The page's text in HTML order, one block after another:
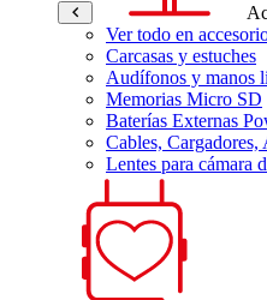
Ver todo en
Carcasas y estuches
Audífonos y manos
Memorias Micro SD
Baterías Externas
Cables, Cargadores,
Lentes para cámara